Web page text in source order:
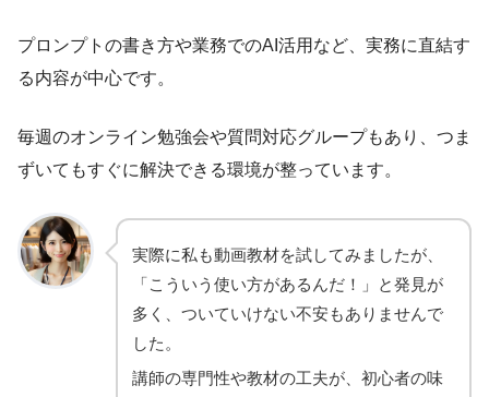
プロンプトの書き方や業務でのAI活用など、実務に直結す
る内容が中心です。
毎週のオンライン勉強会や質問対応グループもあり、つま
ずいてもすぐに解決できる環境が整っています。
実際に私も動画教材を試してみましたが、
「こういう使い方があるんだ！」と発見が
多く、ついていけない不安もありませんで
した。
講師の専門性や教材の工夫が、初心者の味